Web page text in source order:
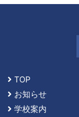
TOP
お知らせ
学校案内